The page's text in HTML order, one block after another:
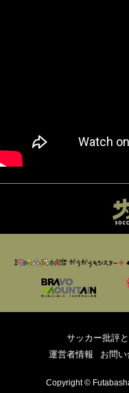
サッカー批評
運営者情報
お問
Copyright ©